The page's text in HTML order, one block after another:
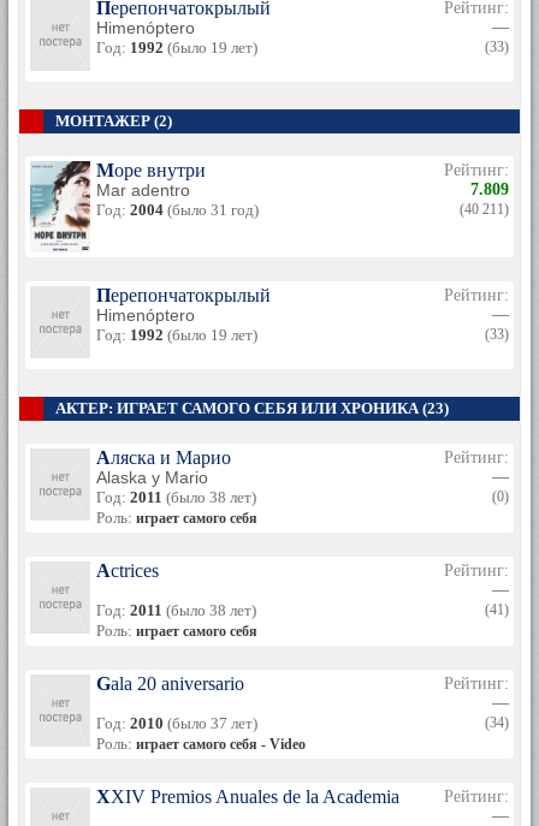
Перепончатокрылый
Himenóptero
Год: 1992 (было 19 лет)
Рейтинг:
—
(33)
МОНТАЖЕР (2)
Море внутри
Mar adentro
Год: 2004 (было 31 год)
Рейтинг:
7.809
(40 211)
Перепончатокрылый
Himenóptero
Год: 1992 (было 19 лет)
Рейтинг:
—
(33)
АКТЕР: ИГРАЕТ САМОГО СЕБЯ ИЛИ ХРОНИКА (23)
Аляска и Марио
Alaska y Mario
Год: 2011 (было 38 лет)
Роль: играет самого себя
Рейтинг:
—
(0)
Actrices
Год: 2011 (было 38 лет)
Роль: играет самого себя
Рейтинг:
—
(41)
Gala 20 aniversario
Год: 2010 (было 37 лет)
Роль: играет самого себя - Video
Рейтинг:
—
(34)
XXIV Premios Anuales de la Academia
Рейтинг:
—